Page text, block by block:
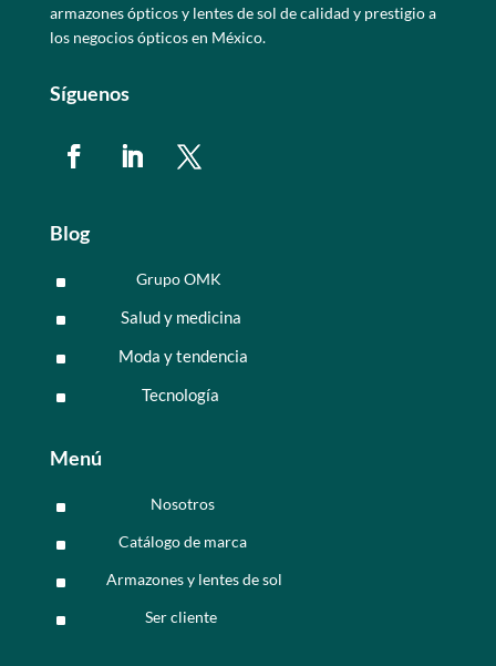
armazones ópticos y lentes de sol de calidad y prestigio a
los negocios ópticos en México.
Síguenos
Blog
^ Grupo OMK
^ Salud y medicina
^ Moda y tendencia
^ Tecnología
Menú
^ Nosotros
^ Catálogo de marca
^ Armazones y lentes de sol
^ Ser cliente